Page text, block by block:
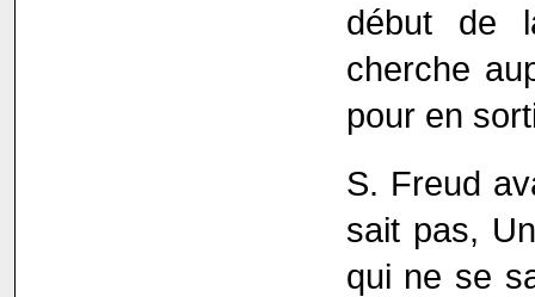
début de
cherche
pour en
S. Freud
sait pas,
qui ne se